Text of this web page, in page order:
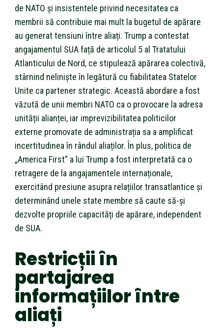
de NATO și insistentele privind necesitatea ca
membrii să contribuie mai mult la bugetul de apărare
au generat tensiuni între aliați. Trump a contestat
angajamentul SUA față de articolul 5 al Tratatului
Atlanticului de Nord, ce stipulează apărarea colectivă,
stârnind neliniște în legătură cu fiabilitatea Statelor
Unite ca partener strategic. Această abordare a fost
văzută de unii membri NATO ca o provocare la adresa
unității alianței, iar imprevizibilitatea politicilor
externe promovate de administrația sa a amplificat
incertitudinea în rândul aliaților. În plus, politica de
„America First” a lui Trump a fost interpretată ca o
retragere de la angajamentele internaționale,
exercitând presiune asupra relațiilor transatlantice și
determinând unele state membre să caute să-și
dezvolte propriile capacități de apărare, independent
de SUA.
Restricții în
partajarea
informațiilor între
aliați